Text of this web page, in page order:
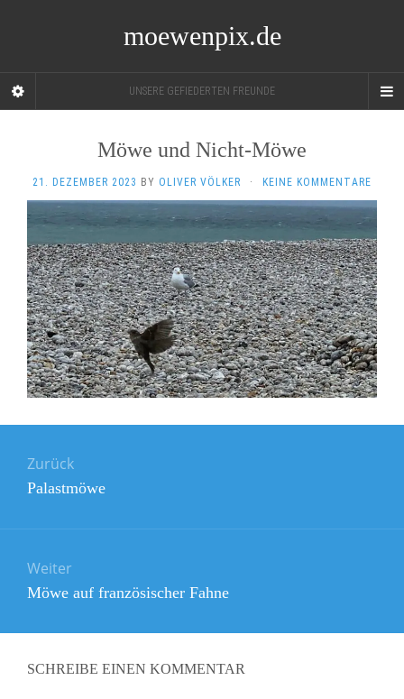
moewenpix.de
UNSERE GEFIEDERTEN FREUNDE
Möwe und Nicht-Möwe
21. DEZEMBER 2023 BY OLIVER VÖLKER · KEINE KOMMENTARE
Zurück
Vorheriger
Palastmöwe
Weiter
Nächster
Möwe auf französischer Fahne
SCHREIBE EINEN KOMMENTAR